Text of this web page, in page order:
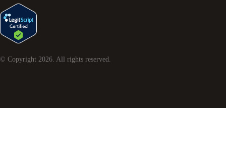
© Copyright 2026 . All rights reserved.